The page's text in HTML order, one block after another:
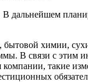
дальнейшем
бытовой химии,
В связи с этим
такие